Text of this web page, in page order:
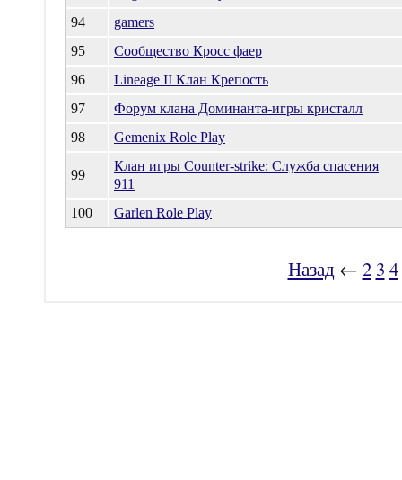
94
gamers
95
Сообщество Кросс фаер
96
Lineage II Клан Крепость
97
Форум клана Доминанта-игры кристалл
98
Gemenix Role Play
99
Клан игры Counter-strike: Служба спасения
911
100
Garlen Role Play
Назад← 2 3 4